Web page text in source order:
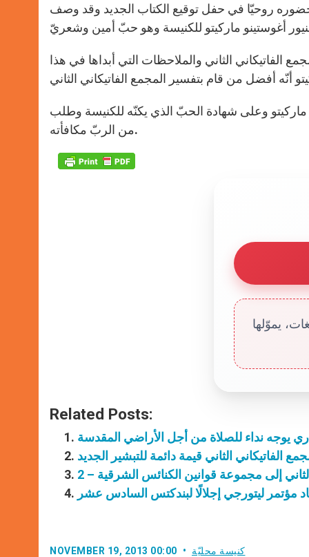
حضوره روحيّا في حفل توقيع الكتاب الجديد وقد وصف
الفاتيكاني الثاني والملاحظات التي أبداها في هذا
ماركيتو وعلى شهادة الحبّ الذي يكنّه للكنيسة وطلب
من الربّ مكافأته.
يموّلها
Related Posts:
يوجه نداء للصلاة من أجل الأراضي المقدسة
الفاتيكاني الثاني قيمة دائمة للتبشير الجديد
إلى مجموعة قوانين الكنائس الشرقية – 2
مؤتمر ليتورجي إجلالًا لبندكتس السادس عشر
NOVEMBER 19, 2013 00:00 كنيسة محليّة